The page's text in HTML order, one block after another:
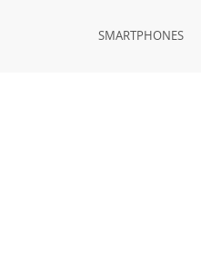
SMARTPHONES